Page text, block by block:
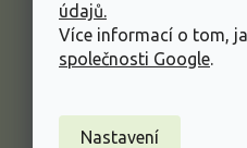
údajů.
Více informací o tom,
společnosti Google.
Nastavení